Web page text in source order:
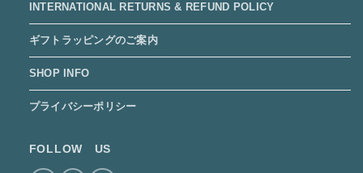
INTERNATIONAL RETURNS & REFUND POLICY
ギフトラッピングのご案内
SHOP INFO
プライバシーポリシー
FOLLOW US